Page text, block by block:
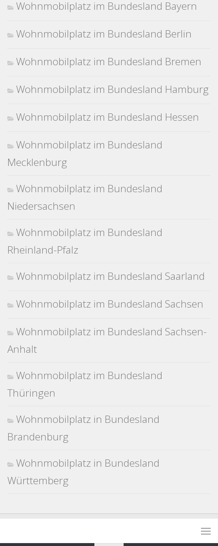
Wohnmobilplatz im Bundesland Bayern
Wohnmobilplatz im Bundesland Berlin
Wohnmobilplatz im Bundesland Bremen
Wohnmobilplatz im Bundesland Hamburg
Wohnmobilplatz im Bundesland Hessen
Wohnmobilplatz im Bundesland
Mecklenburg
Wohnmobilplatz im Bundesland
Niedersachsen
Wohnmobilplatz im Bundesland
Rheinland-Pfalz
Wohnmobilplatz im Bundesland Saarland
Wohnmobilplatz im Bundesland Sachsen
Wohnmobilplatz im Bundesland Sachsen-
Anhalt
Wohnmobilplatz im Bundesland
Thüringen
Wohnmobilplatz in Bundesland
Brandenburg
Wohnmobilplatz in Bundesland
Württemberg